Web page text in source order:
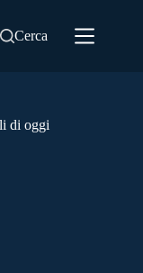
Cerca
di oggi